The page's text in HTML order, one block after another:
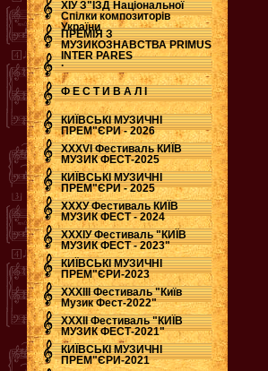
ХІУ З"ЇЗД Національної
Спілки композиторів
України
ПРЕМІЯ З
МУЗИКОЗНАВСТВА PRIMUS
INTER PARES
.
Ф Е С Т И В А Л І
КИЇВСЬКІ МУЗИЧНІ
ПРЕМ"ЄРИ - 2026
ХХХVI Фестиваль КИЇВ
МУЗИК ФЕСТ-2025
КИЇВСЬКІ МУЗИЧНІ
ПРЕМ"ЄРИ - 2025
ХХХУ Фестиваль КИЇВ
МУЗИК ФЕСТ - 2024
ХХХІУ Фестиваль "КИЇВ
МУЗИК ФЕСТ - 2023"
КИЇВСЬКІ МУЗИЧНІ
ПРЕМ"ЄРИ-2023
ХХХІІІ Фестиваль "Київ
Музик Фест-2022"
ХХХІІ Фестиваль "КИЇВ
МУЗИК ФЕСТ-2021"
КИЇВСЬКІ МУЗИЧНІ
ПРЕМ"ЄРИ-2021